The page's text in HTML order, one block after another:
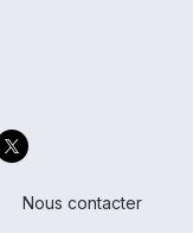
Nous contacter